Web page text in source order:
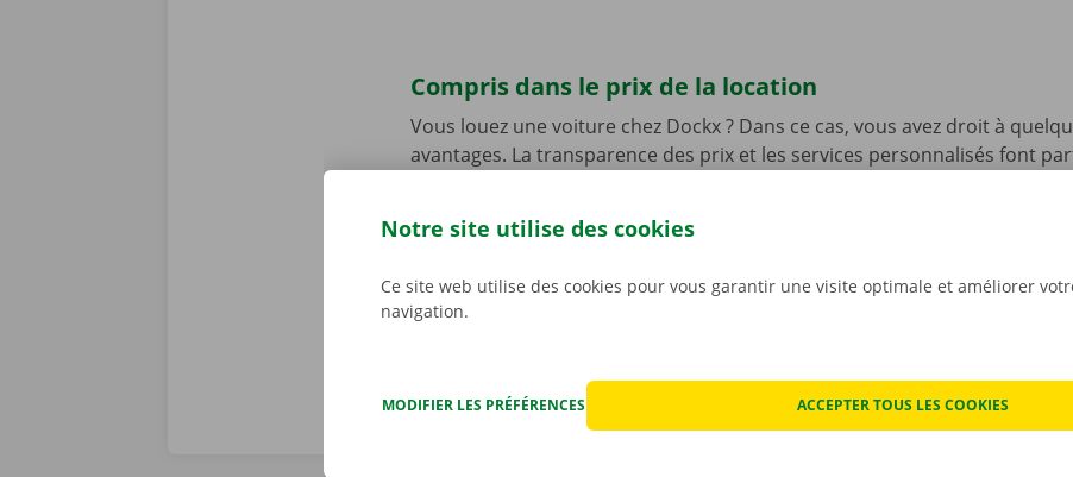
Compris dans le prix de la location
Vous louez une voiture chez Dockx ? Dans ce cas, vous avez droit à
avantages. La transparence des prix et les services personnalisés font
problème technique.Ainsi, vous pouvez profiter de votre voiture de
Notre site utilise des cookies
Ce site web utilise des cookies pour vous garantir une visite optimale et améliorer
navigation.
MODIFIER LES PRÉFÉRENCES ACCEPTER TOUS LES COOKIES